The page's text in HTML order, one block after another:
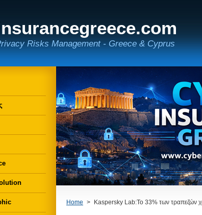
Risks Management - Greece & Cyprus
Home > Kaspersky Lab:Το 33% των τραπεζών